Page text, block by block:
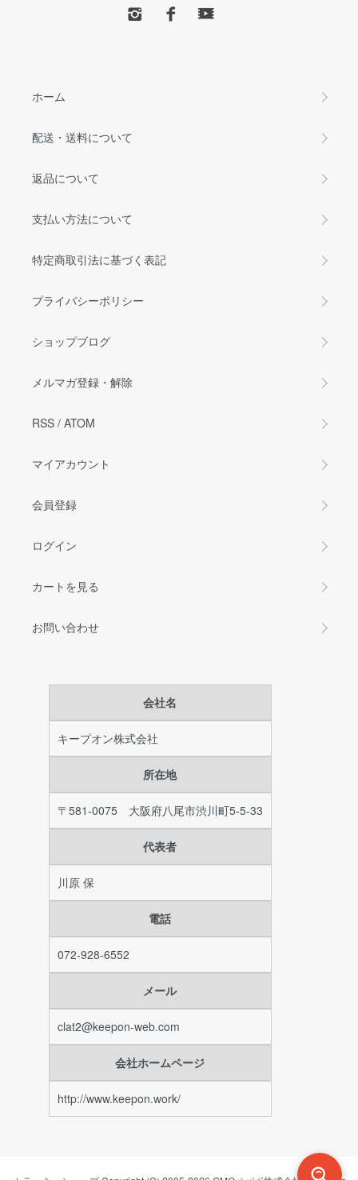
ホーム
配送・送料について
返品について
支払い方法について
特定商取引法に基づく表記
プライバシーポリシー
ショップブログ
メルマガ登録・解除
RSS / ATOM
マイアカウント
会員登録
ログイン
カートを見る
お問い合わせ
会社名
キープオン株式会社
所在地
〒581-0075 大阪府八尾市渋川町5-5-33
代表者
川原 保
電話
072-928-6552
メール
clat2@keepon-web.com
会社ホームページ
http://www.keepon.work/